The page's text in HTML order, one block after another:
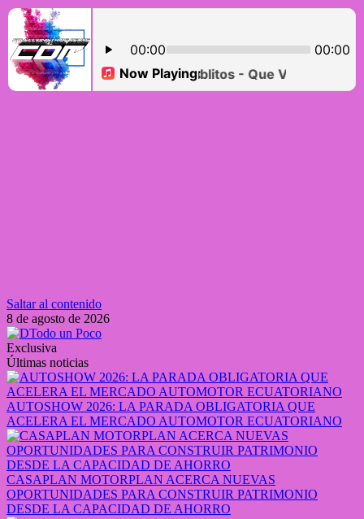
Saltar al contenido
8 de agosto de 2026
Exclusiva
Últimas noticias
AUTOSHOW 2026: LA PARADA OBLIGATORIA QUE
ACELERA EL MERCADO AUTOMOTOR ECUATORIANO
CASAPLAN MOTORPLAN ACERCA NUEVAS
OPORTUNIDADES PARA CONSTRUIR PATRIMONIO
DESDE LA CAPACIDAD DE AHORRO